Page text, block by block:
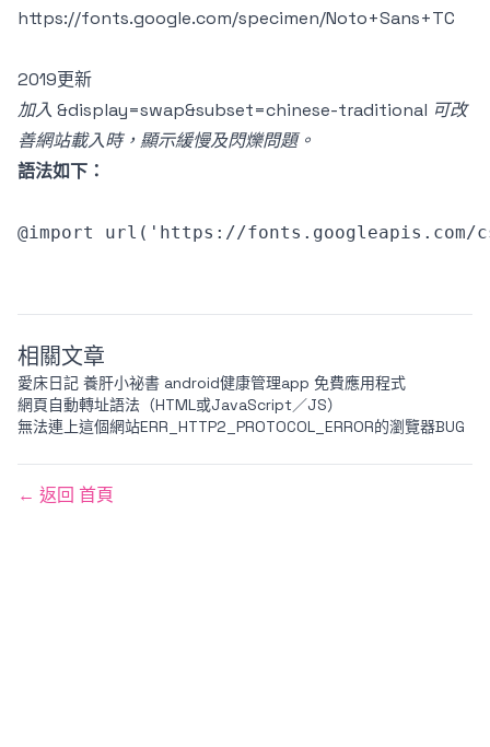
https://fonts.google.com/specimen/Noto+Sans+TC
2019更新
加入 &display=swap&subset=chinese-traditional 可改
善網站載入時，顯示緩慢及閃爍問題。
語法如下：
相關文章
愛床日記 養肝小祕書 android健康管理app 免費應用程式
網頁自動轉址語法（HTML或JavaScript／JS）
無法連上這個網站ERR_HTTP2_PROTOCOL_ERROR的瀏覽器BUG
← 返回 首頁